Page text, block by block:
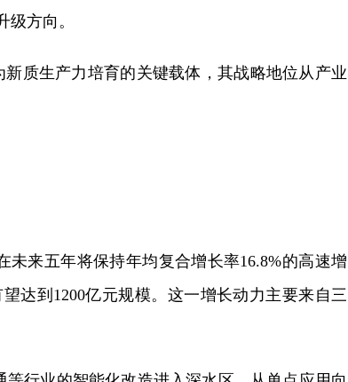
方向。
质生产力培育的关键载体，其战略地位从产业
来五年将保持年均复合增长率16.8%的高速增
达到1200亿元规模。这一增长动力主要来自三